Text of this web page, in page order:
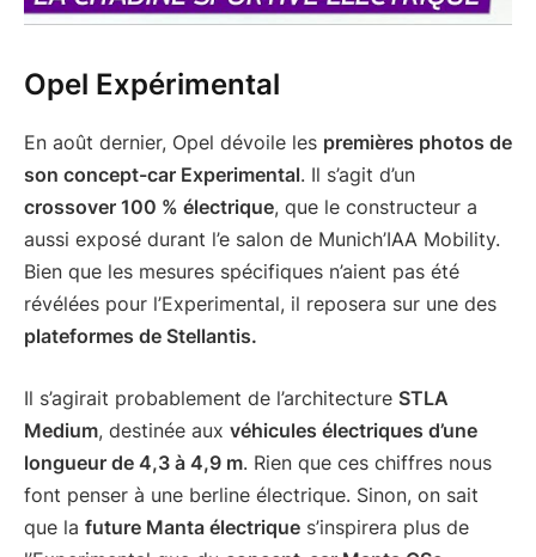
Opel Expérimental
En août dernier, Opel dévoile les premières photos de
son concept-car Experimental. Il s’agit d’un
crossover 100 % électrique, que le constructeur a
aussi exposé durant l’e salon de Munich’IAA Mobility.
Bien que les mesures spécifiques n’aient pas été
révélées pour l’Experimental, il reposera sur une des
plateformes de Stellantis.
Il s’agirait probablement de l’architecture STLA
Medium, destinée aux véhicules électriques d’une
longueur de 4,3 à 4,9 m. Rien que ces chiffres nous
font penser à une berline électrique. Sinon, on sait
que la future Manta électrique s’inspirera plus de